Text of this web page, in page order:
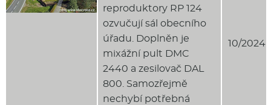
10/2024
reproduktory RP 124
ozvučují sál obecního
úřadu. Doplněn je
mixážní pult DMC
2440 a zesilovač DAL
800. Samozřejmě
nechybí potřebná